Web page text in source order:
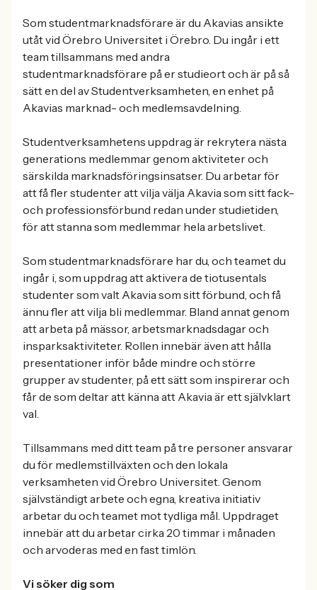
Som studentmarknadsförare är du Akavias ansikte
utåt vid Örebro Universitet i Örebro. Du ingår i ett
team tillsammans med andra
studentmarknadsförare på er studieort och är på så
sätt en del av Studentverksamheten, en enhet på
Akavias marknad- och medlemsavdelning.
Studentverksamhetens uppdrag är rekrytera nästa
generations medlemmar genom aktiviteter och
särskilda marknadsföringsinsatser. Du arbetar för
att få fler studenter att vilja välja Akavia som sitt fack-
och professionsförbund redan under studietiden,
för att stanna som medlemmar hela arbetslivet.
Som studentmarknadsförare har du, och teamet du
ingår i, som uppdrag att aktivera de tiotusentals
studenter som valt Akavia som sitt förbund, och få
ännu fler att vilja bli medlemmar. Bland annat genom
att arbeta på mässor, arbetsmarknadsdagar och
insparksaktiviteter. Rollen innebär även att hålla
presentationer inför både mindre och större
grupper av studenter, på ett sätt som inspirerar och
får de som deltar att känna att Akavia är ett självklart
val.
Tillsammans med ditt team på tre personer ansvarar
du för medlemstillväxten och den lokala
verksamheten vid Örebro Universitet. Genom
självständigt arbete och egna, kreativa initiativ
arbetar du och teamet mot tydliga mål. Uppdraget
innebär att du arbetar cirka 20 timmar i månaden
och arvoderas med en fast timlön.
Vi söker dig som